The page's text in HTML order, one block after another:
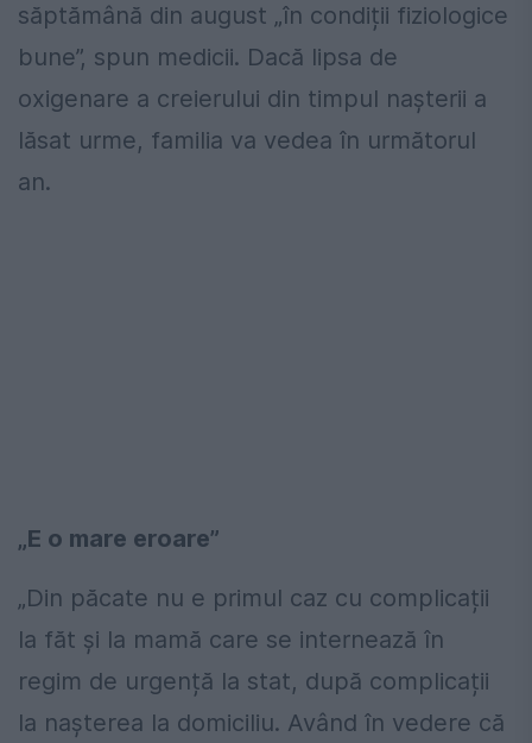
săptămână din august „în condiții fiziologice
bune”, spun medicii. Dacă lipsa de
oxigenare a creierului din timpul nașterii a
lăsat urme, familia va vedea în următorul
an.
„E o mare eroare”
„Din păcate nu e primul caz cu complicații
la făt și la mamă care se internează în
regim de urgență la stat, după complicații
la nașterea la domiciliu. Având în vedere că